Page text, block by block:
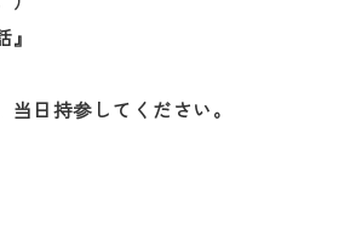
日持参してください。